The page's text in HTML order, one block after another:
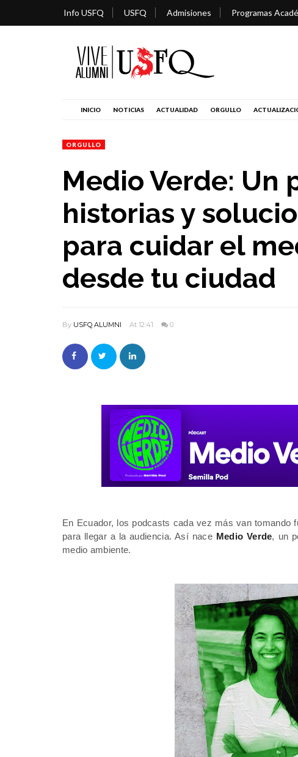
Info USFQ USFQ Admisiones Programas
INICIO NOTICIAS ACTUALIDAD ORGULLO
ORGULLO
Medio Verde: Un
historias y
para cuidar el
desde tu ciudad
By USFQ ALUMNI At 12:41 0
En Ecuador, los podcasts cada vez más van
para llegar a la audiencia. Así nace Medio Verde, un
medio ambiente.